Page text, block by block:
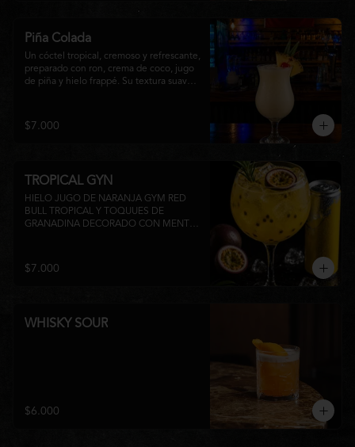
Piña Colada
Un cóctel tropical, cremoso y refrescante,
preparado con ron, crema de coco, jugo
de piña y hielo frappé. Su textura suave y
disfrutar de un momento de relajo o
acompañar la experiencia gastronómica
$7.000
TROPICAL GYN
HIELO JUGO DE NARANJA GYM RED
BULL TROPICAL Y TOQUUES DE
GRANADINA DECORADO CON MENTA
$7.000
WHISKY SOUR
$6.000